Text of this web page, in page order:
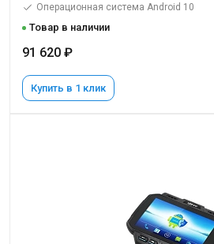
Операционная система Android 10
Товар в наличии
91 620 ₽
Купить в 1 клик